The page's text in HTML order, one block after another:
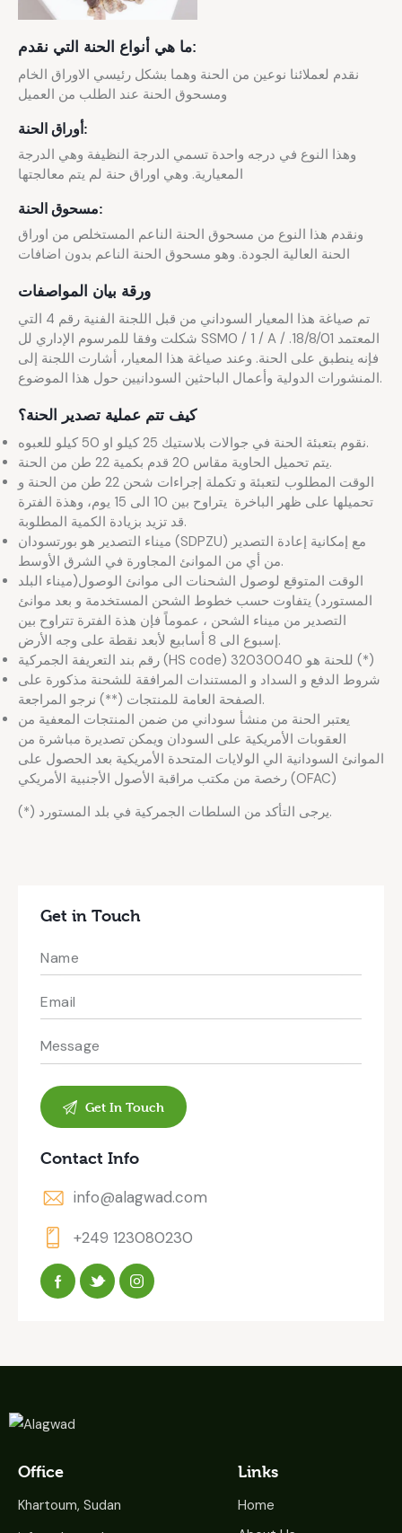
ما هي أنواع الحنة التي نقدم:
نقدم لعملائنا نوعين من الحنة وهما بشكل رئيسي الاوراق الخام
ومسحوق الحنة عند الطلب من العميل
أوراق الحنة:
وهذا النوع في درجه واحدة تسمي الدرجة النظيفة وهي الدرجة
المعيارية. وهي اوراق حنة لم يتم معالجتها
مسحوق الحنة:
ونقدم هذا النوع من مسحوق الحنة الناعم المستخلص من اوراق
الحنة العالية الجودة. وهو مسحوق الحنة الناعم بدون اضافات
ورقة بيان المواصفات
تم صياغة هذا المعيار السوداني من قبل اللجنة الفنية رقم 4 التي
شكلت وفقا للمرسوم الإداري لل SSM0 / 1 / A / المعتمد 18/8/01.
فإنه ينطبق على الحنة. وعند صياغة هذا المعيار، أشارت اللجنة إلى
المنشورات الدولية وأعمال الباحثين السودانيين حول هذا الموضوع.
كيف تتم عملية تصدير الحنة؟
نقوم بتعبئة الحنة في جوالات بلاستيك 25 كيلو او 50 كيلو للعبوه.
يتم تحميل الحاوية مقاس 20 قدم بكمية 22 طن من الحنة.
الوقت المطلوب لتعبئة و تكملة إجراءات شحن 22 طن من الحنة و
تحميلها على ظهر الباخرة يتراوح بين 10 الى 15 يوم، وهذة الفترة
قد تزيد بزيادة الكمية المطلوبة.
ميناء التصدير هو بورتسودان (SDPZU) مع إمكانية إعادة التصدير
من أي من الموانئ المجاورة في الشرق الأوسط.
الوقت المتوقع لوصول الشحنات الى موانئ الوصول(ميناء البلد
المستورد) يتفاوت حسب خطوط الشحن المستخدمة و بعد موانئ
التصدير من ميناء الشحن ، عموماً فإن هذة الفترة تتراوح بين
إسبوع الى 8 أسابيع لأبعد نقطة على وجه الأرض.
رقم بند التعريفة الجمركية (HS code) للحنة هو 32030040 (*)
شروط الدفع و السداد و المستندات المرافقة للشحنة مذكورة على
الصفحة العامة للمنتجات (**) نرجو المراجعة.
يعتبر الحنة من منشأ سوداني من ضمن المنتجات المعفية من
العقوبات الأمريكية على السودان ويمكن تصديرة مباشرة من
الموانئ السودانية الي الولايات المتحدة الأمريكية بعد الحصول على
رخصة من مكتب مراقبة الأصول الأجنبية الأمريكي (OFAC)
(*) يرجى التأكد من السلطات الجمركية في بلد المستورد.
Get in Touch
Contact Info
info@alagwad.com
+249 123080230
Office
Khartoum, Sudan
Links
Home